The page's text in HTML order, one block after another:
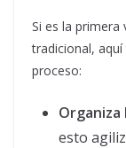
Si es la primera
tradicional,
proceso:
esto